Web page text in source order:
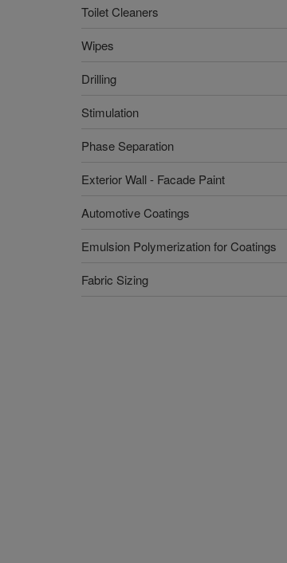
Toilet Cleaners
Wipes
Drilling
Stimulation
Phase Separation
Exterior Wall - Facade Paint
Automotive Coatings
Emulsion Polymerization for Coatings
Fabric Sizing